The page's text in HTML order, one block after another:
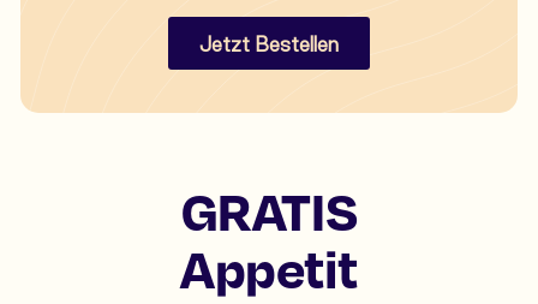
Jetzt Bestellen
GRATIS
Appetit